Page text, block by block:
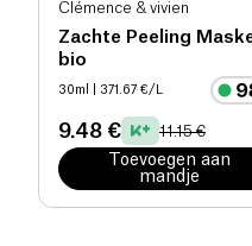
Clémence & vivien
Zachte Peeling
bio
30ml | 371.67 €/L
9.48 € 11.15 €
Toevoegen aan
mandje